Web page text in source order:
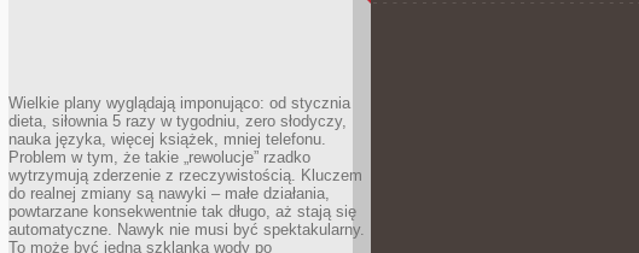
Wielkie plany wyglądają imponująco: od stycznia
dieta, siłownia 5 razy w tygodniu, zero słodyczy,
nauka języka, więcej książek, mniej telefonu.
Problem w tym, że takie „rewolucje” rzadko
wytrzymują zderzenie z rzeczywistością. Kluczem
do realnej zmiany są nawyki – małe działania,
powtarzane konsekwentnie tak długo, aż stają się
automatyczne. Nawyk nie musi być spektakularny.
To może być jedna szklanka wody po